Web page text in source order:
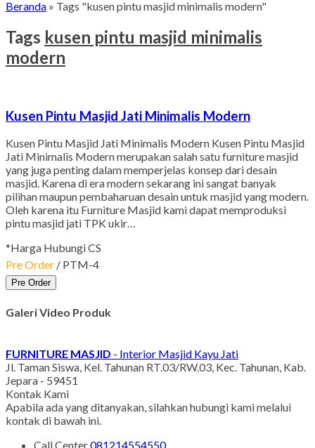
Beranda » Tags "kusen pintu masjid minimalis modern"
Tags kusen pintu masjid minimalis
modern
Kusen Pintu Masjid Jati Minimalis Modern
Kusen Pintu Masjid Jati Minimalis Modern Kusen Pintu Masjid
Jati Minimalis Modern merupakan salah satu furniture masjid
yang juga penting dalam memperjelas konsep dari desain
masjid. Karena di era modern sekarang ini sangat banyak
pilihan maupun pembaharuan desain untuk masjid yang modern.
Oleh karena itu Furniture Masjid kami dapat memproduksi
pintu masjid jati TPK ukir…
*Harga Hubungi CS
Pre Order / PTM-4
Pre Order
Galeri Video Produk
FURNITURE MASJID - Interior Masjid Kayu Jati
Jl. Taman Siswa, Kel. Tahunan RT.03/RW.03, Kec. Tahunan, Kab.
Jepara - 59451
Kontak Kami
Apabila ada yang ditanyakan, silahkan hubungi kami melalui
kontak di bawah ini.
Call Center081214554550